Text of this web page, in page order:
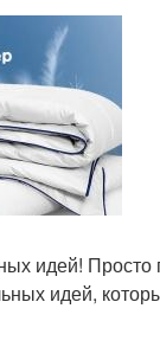
идей! Просто
идей,